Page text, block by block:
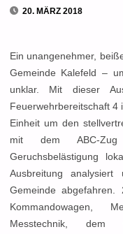
20. MÄRZ 2018
Ein unangenehmer,
Gemeinde Kalefeld –
unklar.
Mit dieser
Feuerwehrbereitschaft 4
Einheit um den
mit dem ABC-
Geruchsbelästigung
Ausbreitung
Gemeinde
Kommandowagen,
Messtechnik,